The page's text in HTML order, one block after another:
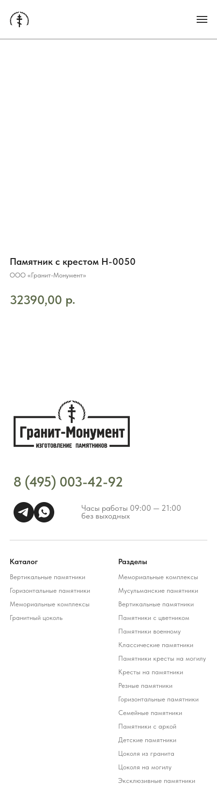
Памятник с крестом H-0050
ООО «Гранит-Монумент»
32390,00 р.
Каталог
Вертикальные памятники
Горизонтальные памятники
Мемориальные комплексы
Гранитный цоколь
Разделы
Мемориальные комплексы
Мусульманские памятники
Вертикальные памятники
Памятники с цветником
Памятники военному
Классические памятники
Памятники кресты на могилу
Кресты на памятники
Резные памятники
Горизонтальные памятники
Семейные памятники
Памятники с аркой
Детские памятники
Цоколя из гранита
Цоколя на могилу
Эксклюзивные памятники